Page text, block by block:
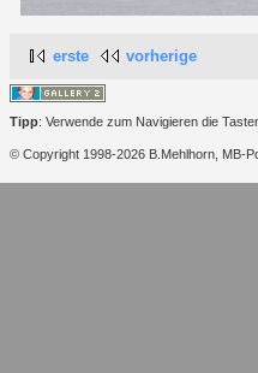
erste vorherige
Tipp: Verwende zum Navigieren die
© Copyright 1998-2026 B.Mehlhorn, MB-